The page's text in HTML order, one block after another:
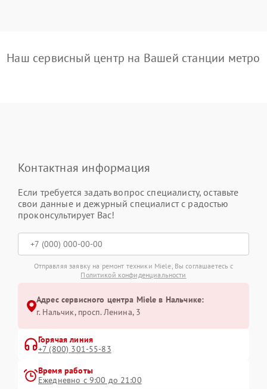
Наш сервисный центр на Вашей станции метро
Контактная информация
Если требуется задать вопрос специалисту, оставьте
свои данные и дежурный специалист с радостью
проконсультирует Вас!
Отправляя заявку на ремонт техники Miele, Вы соглашаетесь с
Политикой конфиденциальности
Адрес сервисного центра Miele в Нальчике:
г. Нальчик, просп. Ленина, 3
Горячая линия
+7 (800) 301-55-83
Время работы
Ежедневно с 9:00 до 21:00